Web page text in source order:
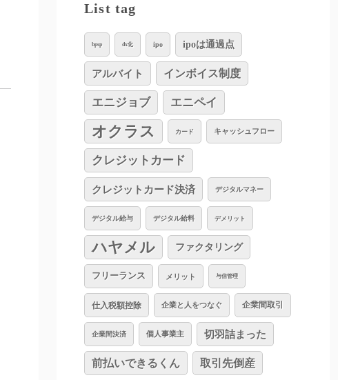
List tag
bpsp dx化 ipo ipoは通過点
アルバイト インボイス制度
エニジョブ エニペイ
オクラス カード キャッシュフロー
クレジットカード
クレジットカード決済 デジタルマネー
デジタル給与 デジタル給料 デメリット
ハヤメル ファクタリング
フリーランス メリット 与信管理
仕入税額控除 企業と人をつなぐ 企業間取引
企業間決済 個人事業主 切羽詰まった
前払いできるくん 取引先倒産